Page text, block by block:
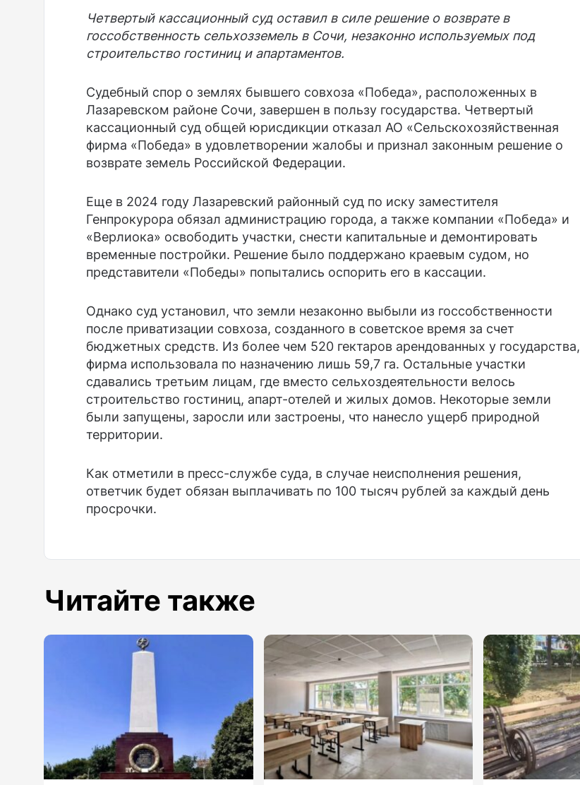
Четвертый кассационный суд оставил в силе решение о возврате в
госсобственность сельхозземель в Сочи, незаконно используемых под
строительство гостиниц и апартаментов.
Судебный спор о землях бывшего совхоза «Победа», расположенных в
Лазаревском районе Сочи, завершен в пользу государства. Четвертый
кассационный суд общей юрисдикции отказал АО «Сельскохозяйственная
фирма «Победа» в удовлетворении жалобы и признал законным решение о
возврате земель Российской Федерации.
Еще в 2024 году Лазаревский районный суд по иску заместителя
Генпрокурора обязал администрацию города, а также компании «Победа» и
«Верлиока» освободить участки, снести капитальные и демонтировать
временные постройки. Решение было поддержано краевым судом, но
представители «Победы» попытались оспорить его в кассации.
Однако суд установил, что земли незаконно выбыли из госсобственности
после приватизации совхоза, созданного в советское время за счет
бюджетных средств. Из более чем 520 гектаров арендованных у государства,
фирма использовала по назначению лишь 59,7 га. Остальные участки
сдавались третьим лицам, где вместо сельхоздеятельности велось
строительство гостиниц, апарт-отелей и жилых домов. Некоторые земли
были запущены, заросли или застроены, что нанесло ущерб природной
территории.
Как отметили в пресс-службе суда, в случае неисполнения решения,
ответчик будет обязан выплачивать по 100 тысяч рублей за каждый день
просрочки.
Читайте также